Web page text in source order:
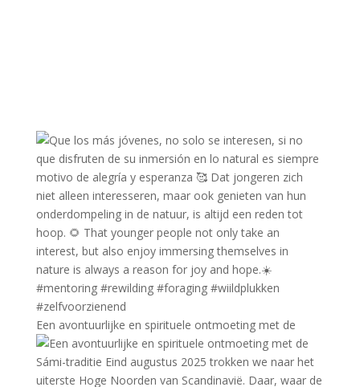
Een avontuurlijke en spirituele ontmoeting met de